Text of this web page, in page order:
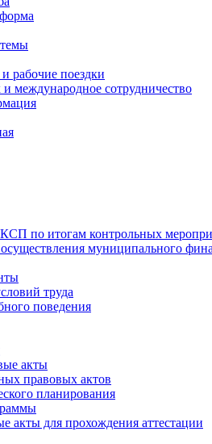
рабочие поездки
международное сотрудничество
по итогам контрольных
муниципального
труда
поведения
акты
правовых актов
планирования
акты для прохождения аттестации